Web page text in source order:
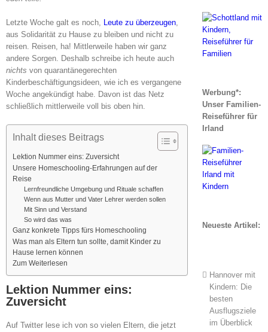
Letzte Woche galt es noch, Leute zu überzeugen,
aus Solidarität zu Hause zu bleiben und nicht zu
reisen. Reisen, ha! Mittlerweile haben wir ganz
andere Sorgen. Deshalb schreibe ich heute auch
nichts von quarantänegerechten
Kinderbeschäftigungsideen, wie ich es vergangene
Woche angekündigt habe. Davon ist das Netz
schließlich mittlerweile voll bis oben hin.
Inhalt dieses Beitrags
Lektion Nummer eins: Zuversicht
Unsere Homeschooling-Erfahrungen auf der
Reise
Lernfreundliche Umgebung und Rituale schaffen
Wenn aus Mutter und Vater Lehrer werden sollen
Mit Sinn und Verstand
So wird das was
Ganz konkrete Tipps fürs Homeschooling
Was man als Eltern tun sollte, damit Kinder zu
Hause lernen können
Zum Weiterlesen
Lektion Nummer eins:
Zuversicht
Auf Twitter lese ich von so vielen Eltern, die jetzt
Werbung*:
Unser Familien-
Reiseführer für
Irland
Neueste Artikel:
Hannover mit
Kindern: Die
besten
Ausflugsziele
im Überblick